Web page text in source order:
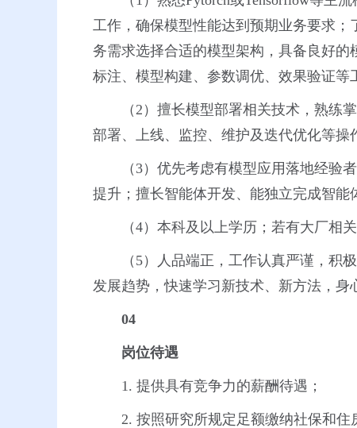
工作，确保模型性能达到预期业务要求
务需求选择合适的模型架构，具备良好
标注、模型构建、参数调优、效果验证等
（2）擅长模型部署相关技术，熟练
部署、上线、监控、维护及迭代优化等操
（3）优先考虑有模型应用落地经
提升；擅长智能体开发、能独立完成智能
（4）本科及以上学历；若有大厂相
（5）人品端正，工作认真严谨，
发展趋势，快速学习新技术、新方法，身
04
岗位待遇
1. 提供具有竞争力的薪酬待遇；
2. 按照研究所规定足额缴纳社保和住